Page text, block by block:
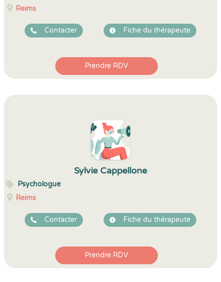
Reims
Contacter Fiche du thérapeute
Prendre RDV
Sylvie Cappellone
Psychologue
Reims
Contacter Fiche du thérapeute
Prendre RDV